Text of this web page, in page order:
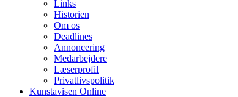
Links
Historien
Om os
Deadlines
Annoncering
Medarbejdere
Læserprofil
Privatlivspolitik
Kunstavisen Online